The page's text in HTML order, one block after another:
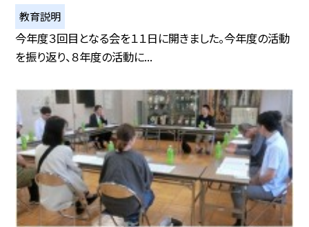
教育説明
今年度３回目となる会を１１日に開きました。今年度の活動
を振り返り、８年度の活動に...